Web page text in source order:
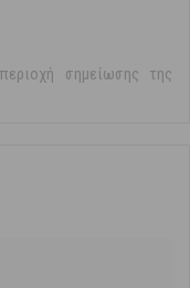
σημείωσης της